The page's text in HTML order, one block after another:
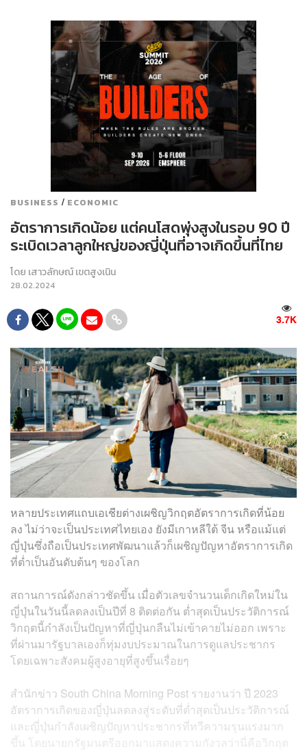
BUSINESS / ECONOMIC
อัตราการเกิดน้อย แต่คนโสดพุ่งสูงในรอบ 90 ปี
ระเบิดเวลาลูกใหญ่ของญี่ปุ่นที่อาจเกิดขึ้นที่ไทย
โดย เสาวลักษณ์ เขตสูงเนิน
28.02.2024
3.7K
หลายประเทศแถบเอเชียต่างเผชิญวิกฤตอัตราการเกิดที่น้อย
ลง ไม่ว่าจะเป็นประเทศไทยเอง ยังมีเกาหลีใต้ จีน หรือแม้แต่
ญี่ปุ่นซึ่งถือเป็นประเทศพัฒนาแล้วก็เผชิญปัญหาอัตราการเกิด
ที่ต่ำเป็นอันดับต้นๆ ของโลก
สถานการณ์ดังกล่าวชัดขึ้น เมื่อตัวเลขจำนวนเด็กเกิดใหม่ใน
ญี่ปุ่นในวันนี้ลดลงเป็นปีที่ 8 ติดต่อกัน ต่ำสุดเป็นประวัติการณ์
วิกฤตนี้กำลังเป็นปัญหาที่ญี่ปุ่นกลืนไม่เข้าคายไม่ออก เพราะ
ที่ผ่านมารัฐบาลเองก็ทุ่มงบประมาณในการดูแลประชากร
โดยเฉพาะสังคมผู้สูงอายุที่สูงขึ้นเรื่อยๆ
สำนักข่าว South China Morning Post รายงานว่า ปี 2023
อัตราการเกิดของญี่ปุ่นลดลงสู่ระดับที่ต่ำสุดเป็นประวัติการณ์
และญี่ปุ่นกำลังเผชิญปัญหาประชากรที่ทวีความรุนแรงมาก
ขึ้น โดยนายกรัฐมนตรีออกมาแสดงความกังวลว่านี่คือวิกฤต